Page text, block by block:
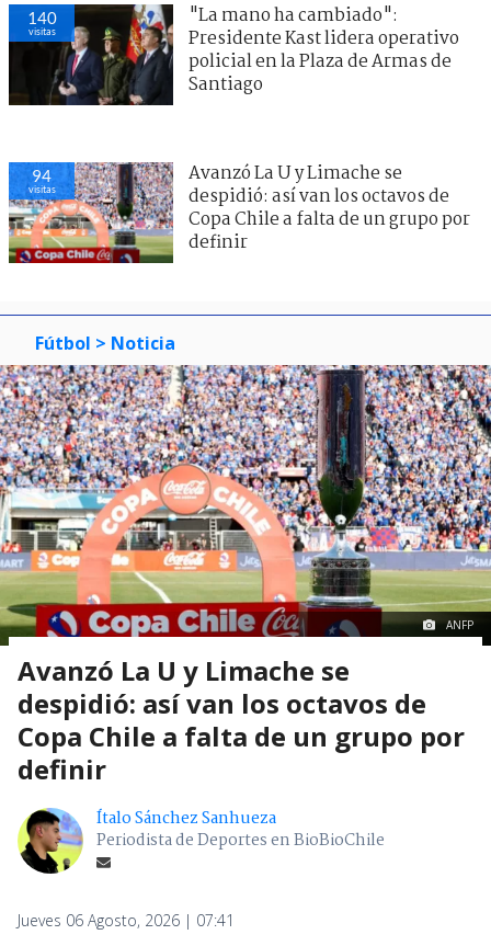
140
visitas
"La mano ha cambiado":
Presidente Kast lidera operativo
policial en la Plaza de Armas de
Santiago
94
visitas
Avanzó La U y Limache se
despidió: así van los octavos de
Copa Chile a falta de un grupo por
definir
Fútbol > Noticia
ANFP
Avanzó La U y Limache se
despidió: así van los octavos de
Copa Chile a falta de un grupo por
definir
Ítalo Sánchez Sanhueza
Periodista de Deportes en BioBioChile
Jueves 06 Agosto, 2026 | 07:41